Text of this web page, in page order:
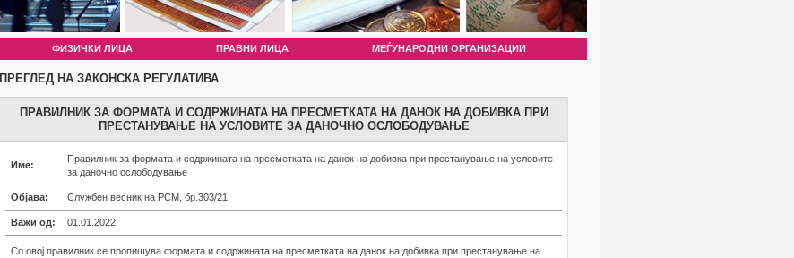
ФИЗИЧКИ ЛИЦА ПРАВНИ ЛИЦА МЕЃУНАРОДНИ ОРГАНИЗАЦИИ
ПРЕГЛЕД НА ЗАКОНСКА РЕГУЛАТИВА
ПРАВИЛНИК ЗА ФОРМАТА И СОДРЖИНАТА НА ПРЕСМЕТКАТА НА ДАНОК НА ДОБИВКА ПРИ
ПРЕСТАНУВАЊЕ НА УСЛОВИТЕ ЗА ДАНОЧНО ОСЛОБОДУВАЊЕ
Име:
Правилник за формата и содржината на пресметката на данок на добивка при престанување на условите
за даночно ослободување
Објава: Службен весник на РСМ, бр.303/21
Важи од: 01.01.2022
Со овој правилник се пропишува формата и содржината на пресметката на данок на добивка при престанување на